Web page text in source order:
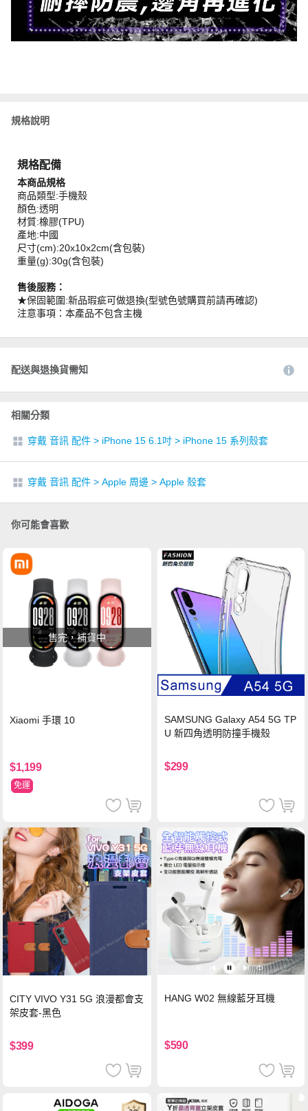
規格說明
規格配備
本商品規格
商品類型:手機殼
顏色:透明
材質:橡膠(TPU)
產地:中國
尺寸(cm):20x10x2cm(含包裝)
重量(g):30g(含包裝)
售後服務：
★保固範圍:新品瑕疵可做退換(型號色號購買前請再確認)
注意事項：本產品不包含主機
配送與退換貨需知
相關分類
穿戴 音訊 配件 > iPhone 15 6.1吋 > iPhone 15 系列殼套
穿戴 音訊 配件 > Apple 周邊 > Apple 殼套
你可能會喜歡
售完，補貨中
Xiaomi 手環 10
$1,199
免運
SAMSUNG Galaxy A54 5G TP
U 新四角透明防撞手機殼
$299
CITY VIVO Y31 5G 浪漫都會支
架皮套-黑色
$399
HANG W02 無線藍牙耳機
$590